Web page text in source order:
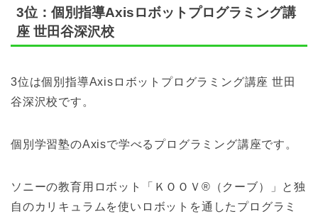
3位：個別指導Axisロボットプログラミング講
座 世田谷深沢校
3位は個別指導Axisロボットプログラミング講座 世田
谷深沢校です。
個別学習塾のAxisで学べるプログラミング講座です。
ソニーの教育用ロボット「ＫＯＯＶ®（クーブ）」と独
自のカリキュラムを使いロボットを通したプログラミ